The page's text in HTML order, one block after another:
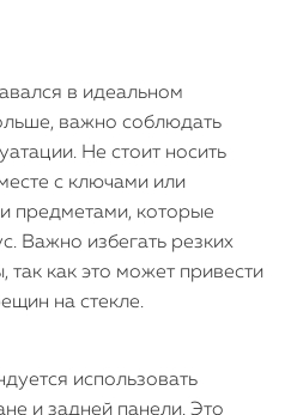
в идеальном
важно соблюдать
Не стоит носить
с ключами или
предметами, которые
Важно избегать резких
как это может привести
на стекле.
использовать
и задней панели. Это